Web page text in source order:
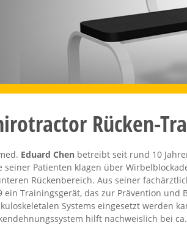
Rücken-
Eduard Chen betreibt seit rund 10
seiner Patienten klagen über
Rückenbereich. Aus seiner
ein Trainingsgerät, das zur Prävention und
Systems eingesetzt werden
hilft nachweislich bei